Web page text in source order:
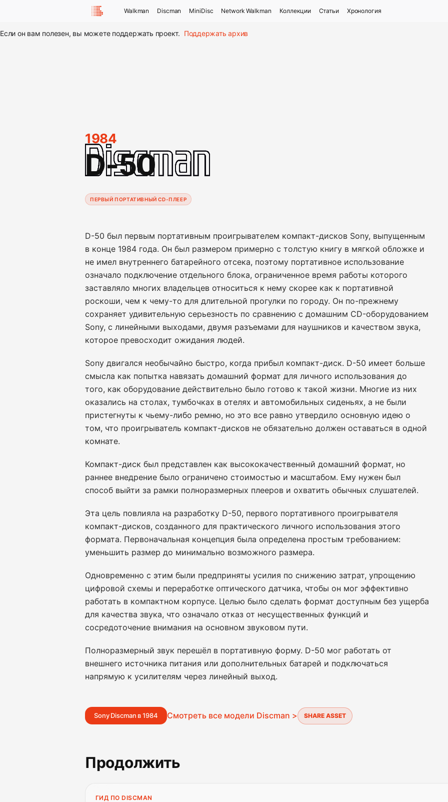
Walkman Discman MiniDisc Network Walkman Коллекции Статьи Хронология
Если он вам полезен, вы можете поддержать проект. Поддержать архив
1984
D-50
ПЕРВЫЙ ПОРТАТИВНЫЙ CD-ПЛЕЕР
D-50 был первым портативным проигрывателем компакт-дисков Sony, выпущенным
в конце 1984 года. Он был размером примерно с толстую книгу в мягкой обложке и
не имел внутреннего батарейного отсека, поэтому портативное использование
означало подключение отдельного блока, ограниченное время работы которого
заставляло многих владельцев относиться к нему скорее как к портативной
роскоши, чем к чему-то для длительной прогулки по городу. Он по-прежнему
сохраняет удивительную серьезность по сравнению с домашним CD-оборудованием
Sony, с линейными выходами, двумя разъемами для наушников и качеством звука,
которое превосходит ожидания людей.
Sony двигался необычайно быстро, когда прибыл компакт-диск. D-50 имеет больше
смысла как попытка навязать домашний формат для личного использования до
того, как оборудование действительно было готово к такой жизни. Многие из них
оказались на столах, тумбочках в отелях и автомобильных сиденьях, а не были
пристегнуты к чьему-либо ремню, но это все равно утвердило основную идею о
том, что проигрыватель компакт-дисков не обязательно должен оставаться в одной
комнате.
Компакт-диск был представлен как высококачественный домашний формат, но
раннее внедрение было ограничено стоимостью и масштабом. Ему нужен был
способ выйти за рамки полноразмерных плееров и охватить обычных слушателей.
Эта цель повлияла на разработку D-50, первого портативного проигрывателя
компакт-дисков, созданного для практического личного использования этого
формата. Первоначальная концепция была определена простым требованием:
уменьшить размер до минимально возможного размера.
Одновременно с этим были предприняты усилия по снижению затрат, упрощению
цифровой схемы и переработке оптического датчика, чтобы он мог эффективно
работать в компактном корпусе. Целью было сделать формат доступным без ущерба
для качества звука, что означало отказ от несущественных функций и
сосредоточение внимания на основном звуковом пути.
Полноразмерный звук перешёл в портативную форму. D-50 мог работать от
внешнего источника питания или дополнительных батарей и подключаться
напрямую к усилителям через линейный выход.
Sony Discman в 1984 Смотреть все модели Discman > SHARE ASSET
Продолжить
ГИД ПО DISCMAN